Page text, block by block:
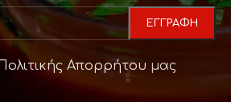
Απορρήτου μας